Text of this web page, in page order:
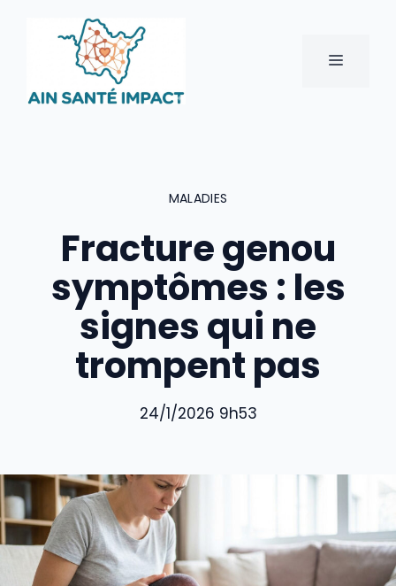
MENU
MALADIES
Fracture genou
symptômes : les
signes qui ne
trompent pas
24/1/2026 9h53